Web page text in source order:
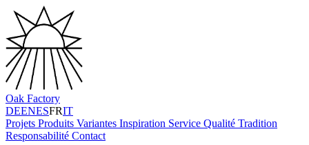
Oak Factory
DEENESFRIT
Projets Produits Variantes Inspiration Service Qualité Tradition
Responsabilité Contact